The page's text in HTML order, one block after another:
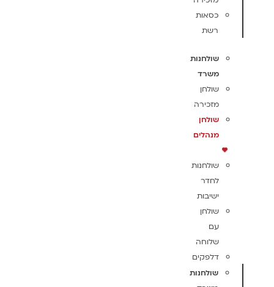
כסאות
רשת
שולחנות
משרד
שולחן
מזכירה
שולחן
מנהלים
שולחנות
לחדר
ישיבות
שולחן
עם
שלוחה
דלפקים
שולחנות